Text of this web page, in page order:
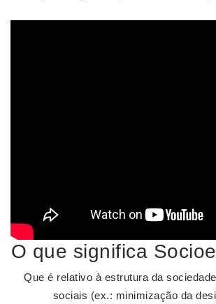
O que significa
Que é relativo à estrutura da
sociais (ex.: minimização da